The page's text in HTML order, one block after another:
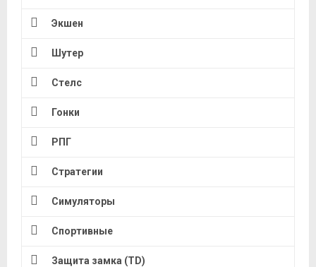
Экшен
Шутер
Стелс
Гонки
РПГ
Стратегии
Симуляторы
Спортивные
Защита замка (TD)